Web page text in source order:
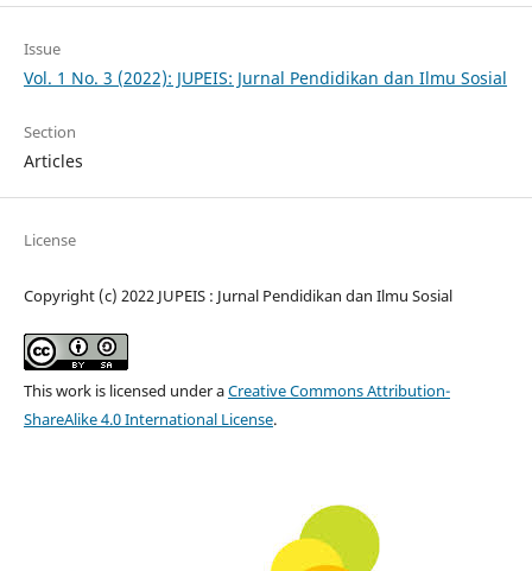
Issue
Vol. 1 No. 3 (2022): JUPEIS: Jurnal Pendidikan dan Ilmu Sosial
Section
Articles
License
Copyright (c) 2022 JUPEIS : Jurnal Pendidikan dan Ilmu Sosial
This work is licensed under aCreative Commons Attribution-
ShareAlike 4.0 International License.